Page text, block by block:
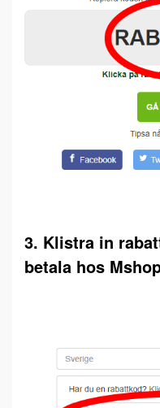
3. Klistra in
betala hos